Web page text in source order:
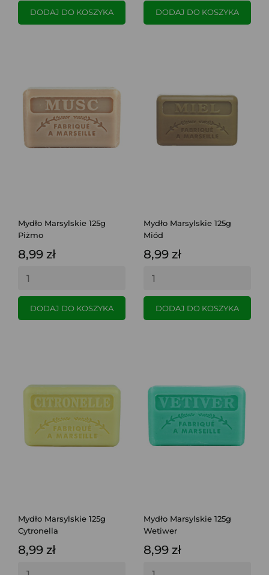
DODAJ DO KOSZYKA DODAJ DO KOSZYKA
Mydło Marsylskie 125g
Piżmo
8,99 zł
DODAJ DO KOSZYKA
Mydło Marsylskie 125g
Miód
8,99 zł
DODAJ DO KOSZYKA
Mydło Marsylskie 125g
Cytronella
8,99 zł
Mydło Marsylskie 125g
Wetiwer
8,99 zł